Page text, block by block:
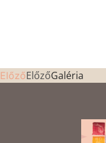
ElőzőElőzőGaléria